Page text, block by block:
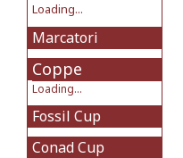
Loading...
Marcatori
Coppe
Loading...
Fossil Cup
Conad Cup